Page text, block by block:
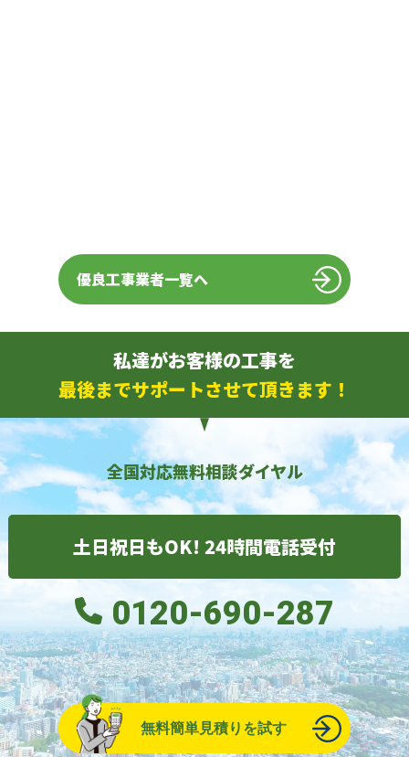
優良工事業者一覧へ
私達がお客様の工事を
最後までサポートさせて頂きます！
全国対応無料相談ダイヤル
土日祝日もOK! 24時間電話受付
0120-690-287
無料簡単見積りを試す